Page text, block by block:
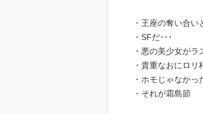
・王座の奪い合
・SFだ･･･
・悪の美少女が
・貴重なおにロリ
・ホモじゃなか
・それが霜島節